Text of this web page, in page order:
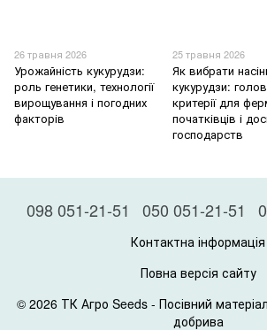
26 травня 2026
Урожайність кукурудзи:
роль генетики, технології
вирощування і погодних
факторів
25 травня 2026
Як вибрати
кукурудзи:
критерії для
початківців і
господарств
098 051-21-51 050 051-21-51
Контактна інформація
Повна версія сайту
© 2026 ТК Агро Seeds - Посівний
добрива